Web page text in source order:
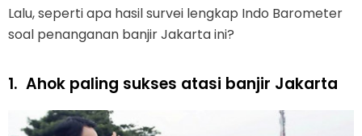
Lalu, seperti apa hasil survei lengkap Indo Barometer
soal penanganan banjir Jakarta ini?
1. Ahok paling sukses atasi banjir Jakarta